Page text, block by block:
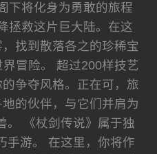
下将化身为勇敢的旅程
拯救这片巨大陆。在这
找到散落各之的珍稀宝
冒险。 超过200样技艺
争夺风格。正在可，旅
的伙伴，与它们并肩为
。 《杖剑传说》属于独
手游。 在这里，你将作